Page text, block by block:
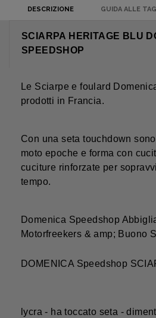
DESCRIZIONE GUIDA ALLE
SCIARPA HERITAGE BLU
SPEEDSHOP
Le Sciarpe e foulard
prodotti in Francia.
Con una seta touchdown
moto epoche e forma con
cuciture rinforzate per
tempo.
Domenica Speedshop
Motorfreekers & amp; Buono
DOMENICA Speedshop
lycra - ha toccato seta -